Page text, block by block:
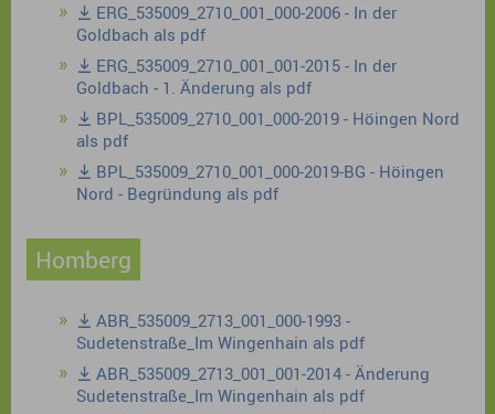
ERG_535009_2710_001_000-2006 - In der
Goldbach als pdf
ERG_535009_2710_001_001-2015 - In der
Goldbach - 1. Änderung als pdf
BPL_535009_2710_001_000-2019 - Höingen Nord
als pdf
BPL_535009_2710_001_000-2019-BG - Höingen
Nord - Begründung als pdf
Homberg
ABR_535009_2713_001_000-1993 -
Sudetenstraße_Im Wingenhain als pdf
ABR_535009_2713_001_001-2014 - Änderung
Sudetenstraße_Im Wingenhain als pdf